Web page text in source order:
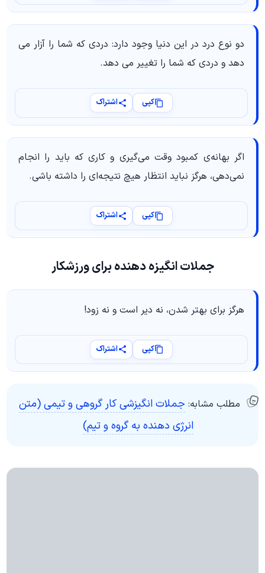
دو نوع درد در این دنیا وجود دارد: دردی که شما را آزار می
دهد و دردی که شما را تغییر می دهد.
کپی اشتراک
اگر بهانه‌ی کمبود وقت می‌گیری و کاری که باید را انجام
نمی‌دهی، هرگز نباید انتظار هیچ نتیجه‌ای را داشته باشی.
کپی اشتراک
جملات انگیزه دهنده برای ورزشکار
هرگز برای بهتر شدن، نه دیر است و نه زود!
کپی اشتراک
مطلب مشابه: جملات انگیزشی کار گروهی و تیمی (متن
انرژی دهنده به گروه و تیم)